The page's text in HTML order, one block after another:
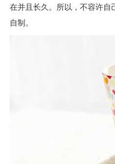
在并且长久。所以，不容许
自制。